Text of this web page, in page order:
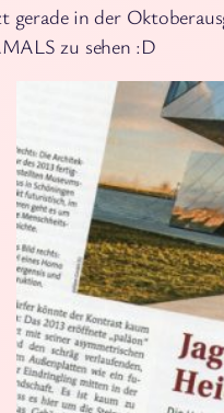
gerade in der
zu sehen :D